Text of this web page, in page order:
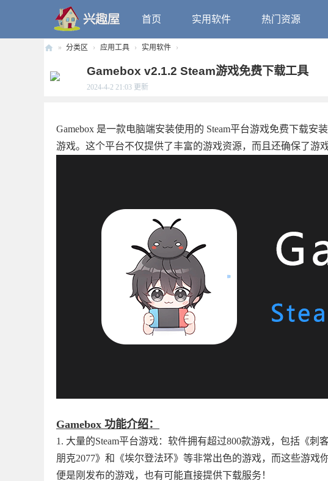
首页 实用软件 热门资源
趣
» 分类区 › 应用工具 › 实用软件 ›
Gamebox v2.1.2 Steam游戏免费下载工具
2024-4-2 21:03 更新
Gamebox 是一款电脑端安装使用的 Steam平台游戏免费下载
游戏。这个平台不仅提供了丰富的游戏资源，而且还确保了游
Gamebox 功能介绍：
1. 大量的Steam平台游戏：软件拥有超过800款游戏，包括《
朋克2077》和《埃尔登法环》等非常出色的游戏，而这些游
便是刚发布的游戏，也有可能直接提供下载服务！